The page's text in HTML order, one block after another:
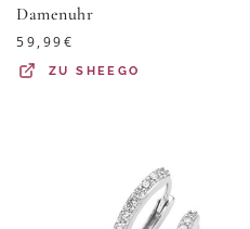
Damenuhr
59,99€
ZUSHEEGO